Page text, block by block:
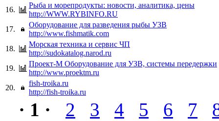
16.
Рыба и морепродукты: новости, аналитика, цены
http://WWW.RYBINFO.RU
17.
Оборудование для разведения рыбы УЗВ
http://www.fishmatik.com
18.
Морская техника и сервис ЧП
http://sudokatalog.narod.ru
19.
Проект-М Оборудование для УЗВ, системы передержки
http://www.proektm.ru
20.
fish-troika.ru
http://fish-troika.ru
· 1 · 2 3 4 5 6 7